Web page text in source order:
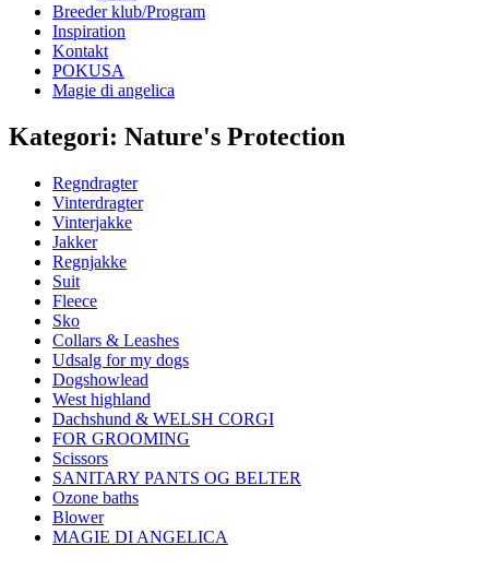
Breeder klub/Program
Inspiration
Kontakt
POKUSA
Magie di angelica
Kategori: Nature's Protection
Regndragter
Vinterdragter
Vinterjakke
Jakker
Regnjakke
Suit
Fleece
Sko
Collars & Leashes
Udsalg for my dogs
Dogshowlead
West highland
Dachshund & WELSH CORGI
FOR GROOMING
Scissors
SANITARY PANTS OG BELTER
Ozone baths
Blower
MAGIE DI ANGELICA